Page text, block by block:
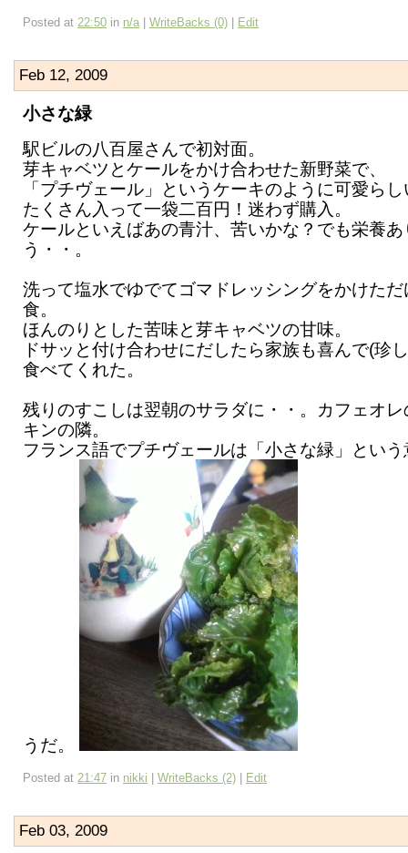
Posted at 22:50 in n/a WriteBacks (0) Edit
Feb 12, 2009
小さな緑
駅ビルの八百屋さんで初対面。
芽キャベツとケールをかけ合わせた新野菜で、
「プチヴェール」というケーキのように可愛ら
たくさん入って一袋二百円！迷わず購入。
ケールといえばあの青汁、苦いかな？でも栄養あ
う・・。
洗って塩水でゆでてゴマドレッシングをかけた
食。
ほんのりとした苦味と芽キャベツの甘味。
ドサッと付け合わせにだしたら家族も喜んで(珍
食べてくれた。
残りのすこしは翌朝のサラダに・・。カフェオ
キンの隣。
フランス語でプチヴェールは「小さな緑」とい
うだ。
Posted at 21:47 in nikki WriteBacks (2) Edit
Feb 03, 2009